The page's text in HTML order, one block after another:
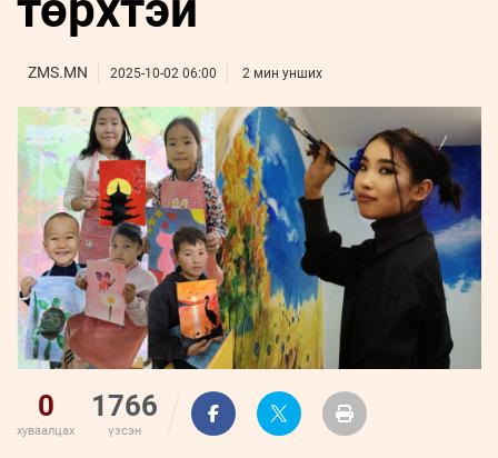
Нэвтрэх
Бизнес
Leaderships
УРЛАГ
ZMS.MN 2025-10-02 06:00 2 мин унших
0
хуваалцах
1766
үзсэн